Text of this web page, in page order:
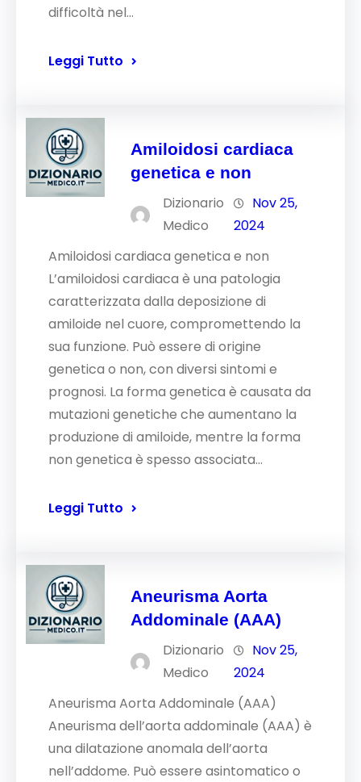
difficoltà nel…
Leggi Tutto
Amiloidosi cardiaca
genetica e non
Dizionario
Medico
Nov 25,
2024
Amiloidosi cardiaca genetica e non
L’amiloidosi cardiaca è una patologia
caratterizzata dalla deposizione di
amiloide nel cuore, compromettendo la
sua funzione. Può essere di origine
genetica o non, con diversi sintomi e
prognosi. La forma genetica è causata da
mutazioni genetiche che aumentano la
produzione di amiloide, mentre la forma
non genetica è spesso associata…
Leggi Tutto
Aneurisma Aorta
Addominale (AAA)
Dizionario
Medico
Nov 25,
2024
Aneurisma Aorta Addominale (AAA)
Aneurisma dell’aorta addominale (AAA) è
una dilatazione anomala dell’aorta
nell’addome. Può essere asintomatico o